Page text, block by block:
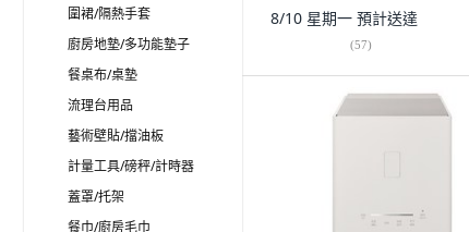
圍裙/隔熱手套
廚房地墊/多功能墊子
餐桌布/桌墊
流理台用品
藝術壁貼/擋油板
計量工具/磅秤/計時器
蓋罩/托架
餐巾/廚房毛巾
8/10 星期一 預計送達
(57)